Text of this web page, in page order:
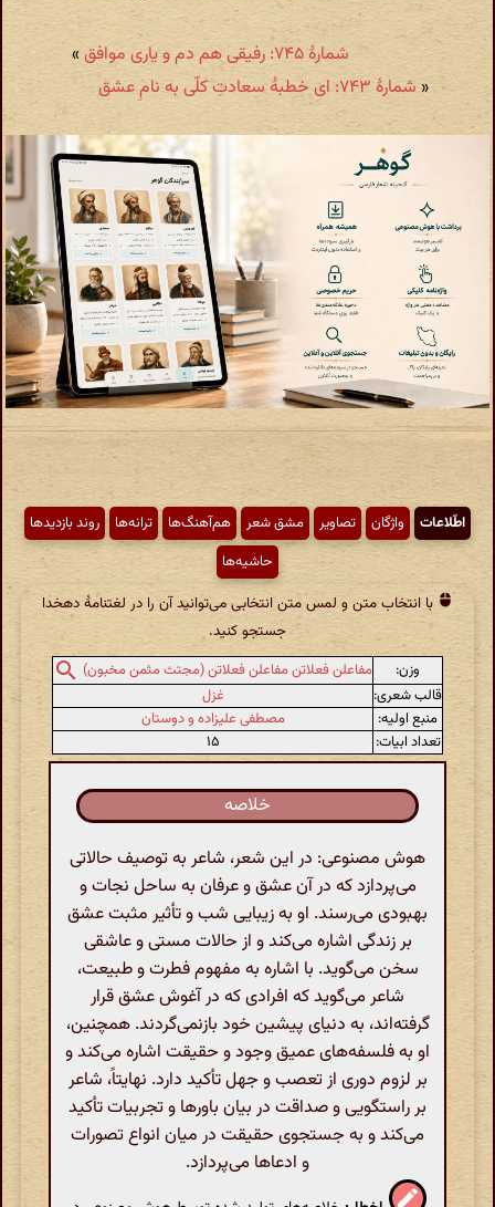
شمارهٔ ۷۴۵: رفیقی هم دم و یاری موافق
»
« شمارهٔ ۷۴۳: ای خطبۀ سعادتِ کلّی به نامِ عشق
اطّلاعات واژگان تصاویر مشق شعر هم‌آهنگ‌ها ترانه‌ها
روند بازدیدها
حاشیه‌ها
با انتخاب متن و لمس متن انتخابی می‌توانید آن را در لغتنامهٔ دهخدا
جستجو کنید.
وزن:
مفاعلن فعلاتن مفاعلن فعلاتن (مجتث مثمن مخبون)
قالب شعری:
غزل
منبع اولیه:
مصطفی علیزاده و دوستان
تعداد ابیات:
۱۵
خلاصه
هوش مصنوعی: در این شعر، شاعر به توصیف حالاتی
می‌پردازد که در آن عشق و عرفان به ساحل نجات و
بهبودی می‌رسند. او به زیبایی شب و تأثیر مثبت عشق
بر زندگی اشاره می‌کند و از حالات مستی و عاشقی
سخن می‌گوید. با اشاره به مفهوم فطرت و طبیعت،
شاعر می‌گوید که افرادی که در آغوش عشق قرار
گرفته‌اند، به دنیای پیشین خود بازنمی‌گردند. همچنین،
او به فلسفه‌های عمیق وجود و حقیقت اشاره می‌کند و
بر لزوم دوری از تعصب و جهل تأکید دارد. نهایتاً، شاعر
بر راستگویی و صداقت در بیان باورها و تجربیات تأکید
می‌کند و به جستجوی حقیقت در میان انواع تصورات
و ادعاها می‌پردازد.